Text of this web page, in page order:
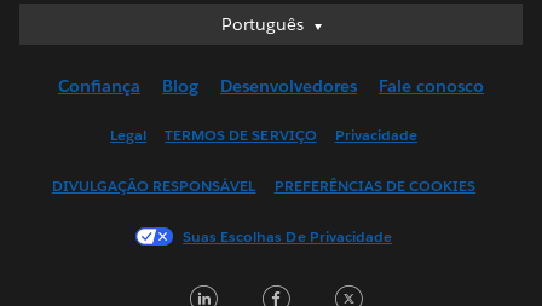
Português
Português
English (UK)
Français (Canada)
日本語
Confiança Blog Desenvolvedores Fale conosco
Legal TERMOS DE SERVIÇO Privacidade
DIVULGAÇÃO RESPONSÁVEL PREFERÊNCIAS DE COOKIES
Suas Escolhas De Privacidade
LinkedInFacebook